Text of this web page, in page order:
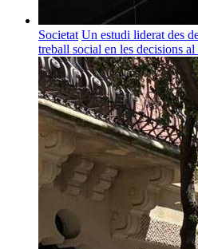
Societat Un estudi liderat des
treball social en les decisions